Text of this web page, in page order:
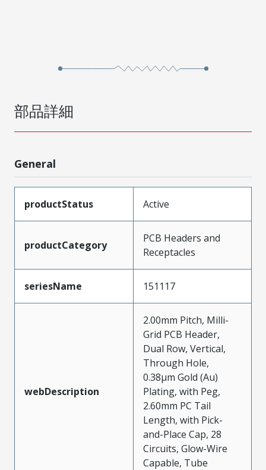
部品詳細
General
productStatus Active
productCategory
PCB Headers and
Receptacles
seriesName 151117
webDescription
2.00mm Pitch, Milli-
Grid PCB Header,
Dual Row, Vertical,
Through Hole,
0.38µm Gold (Au)
Plating, with Peg,
2.60mm PC Tail
Length, with Pick-
and-Place Cap, 28
Circuits, Glow-Wire
Capable, Tube